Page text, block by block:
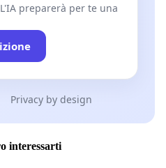
preparerà per te una
Privacy by design
interessarti